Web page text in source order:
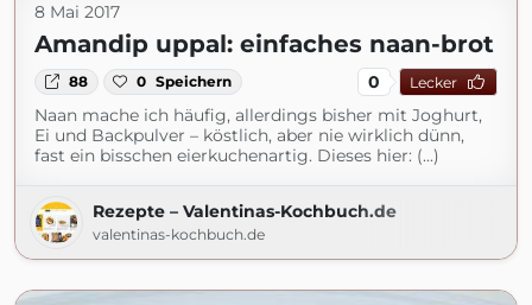
8 Mai 2017
Amandip uppal: einfaches naan-brot
88 0 Speichern 0 Lecker
Naan mache ich häufig, allerdings bisher mit Joghurt,
Ei und Backpulver – köstlich, aber nie wirklich dünn,
fast ein bisschen eierkuchenartig. Dieses hier: (...)
Rezepte – Valentinas-Kochbuch.de
valentinas-kochbuch.de